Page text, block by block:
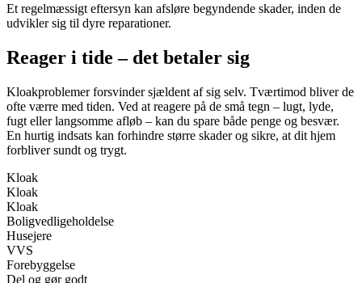
Et regelmæssigt eftersyn kan afsløre begyndende skader, inden de
udvikler sig til dyre reparationer.
Reager i tide – det betaler sig
Kloakproblemer forsvinder sjældent af sig selv. Tværtimod bliver de
ofte værre med tiden. Ved at reagere på de små tegn – lugt, lyde,
fugt eller langsomme afløb – kan du spare både penge og besvær.
En hurtig indsats kan forhindre større skader og sikre, at dit hjem
forbliver sundt og trygt.
Kloak
Kloak
Kloak
Boligvedligeholdelse
Husejere
VVS
Forebyggelse
Del og gør godt